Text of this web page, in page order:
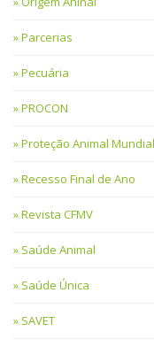
Parcerias
Pecuária
PROCON
Proteção Animal
Recesso Final de Ano
Revista CFMV
Saúde Animal
Saúde Única
SAVET